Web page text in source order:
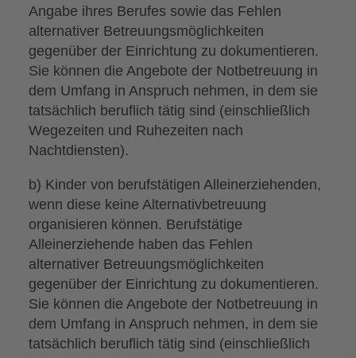
Angabe ihres Berufes sowie das Fehlen
alternativer Betreuungsmöglichkeiten
gegenüber der Einrichtung zu dokumentieren.
Sie können die Angebote der Notbetreuung in
dem Umfang in Anspruch nehmen, in dem sie
tatsächlich beruflich tätig sind (einschließlich
Wegezeiten und Ruhezeiten nach
Nachtdiensten).
b) Kinder von berufstätigen Alleinerziehenden,
wenn diese keine Alternativbetreuung
organisieren können. Berufstätige
Alleinerziehende haben das Fehlen
alternativer Betreuungsmöglichkeiten
gegenüber der Einrichtung zu dokumentieren.
Sie können die Angebote der Notbetreuung in
dem Umfang in Anspruch nehmen, in dem sie
tatsächlich beruflich tätig sind (einschließlich